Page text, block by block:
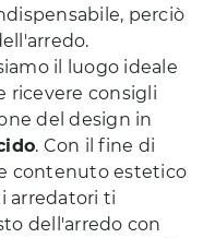
perciò
il luogo ideale
ricevere consigli
del design in
. Con il fine di
contenuto estetico
arredatori ti
dell'arredo con